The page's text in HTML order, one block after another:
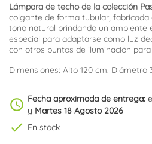
Lámpara de techo de la colección
colgante de forma tubular,
tono natural brindando un ambiente
especial para adaptarse como luz
con otros puntos de iluminación
Dimensiones: Alto 120 cm. Diámetro
schedule Fecha aproximada de entrega:
y Martes 18 Agosto 2026
check En stock